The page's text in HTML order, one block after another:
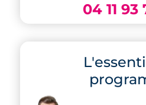
04 11 93